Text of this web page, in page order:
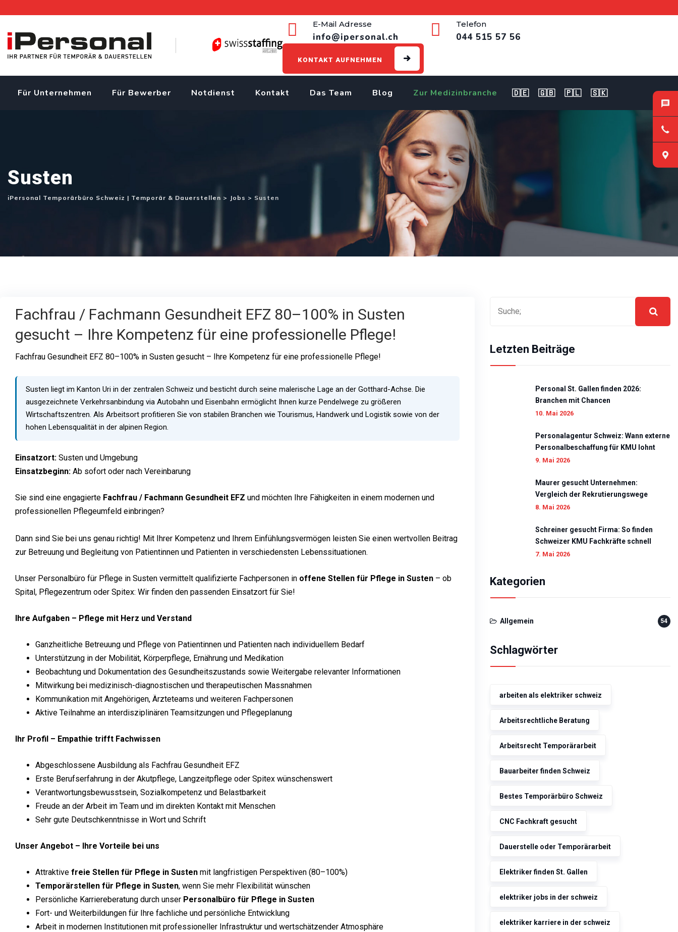
content
E-Mail Adresse
info@ipersonal.ch
Telefon
044 515 57 56
KONTAKT AUFNEHMEN
Für Unternehmen Für Bewerber Notdienst Kontakt Das Team Blog Zur Medizinbranche 🇩🇪 🇬🇧 🇵🇱 🇸🇰
Susten
iPersonal Temporärbüro Schweiz | Temporär & Dauerstellen > Jobs > Susten
Fachfrau / Fachmann Gesundheit EFZ 80–100% in Susten
gesucht – Ihre Kompetenz für eine professionelle Pflege!
Fachfrau Gesundheit EFZ 80–100% in Susten gesucht – Ihre Kompetenz für eine professionelle Pflege!
Susten liegt im Kanton Uri in der zentralen Schweiz und besticht durch seine malerische Lage an der Gotthard-Achse. Die
ausgezeichnete Verkehrsanbindung via Autobahn und Eisenbahn ermöglicht Ihnen kurze Pendelwege zu größeren
Wirtschaftszentren. Als Arbeitsort profitieren Sie von stabilen Branchen wie Tourismus, Handwerk und Logistik sowie von der
hohen Lebensqualität in der alpinen Region.
Einsatzort: Susten und Umgebung
Einsatzbeginn: Ab sofort oder nach Vereinbarung
Sie sind eine engagierte Fachfrau / Fachmann Gesundheit EFZ und möchten Ihre Fähigkeiten in einem modernen und
professionellen Pflegeumfeld einbringen?
Dann sind Sie bei uns genau richtig! Mit Ihrer Kompetenz und Ihrem Einfühlungsvermögen leisten Sie einen wertvollen Beitrag
zur Betreuung und Begleitung von Patientinnen und Patienten in verschiedensten Lebenssituationen.
Unser Personalbüro für Pflege in Susten vermittelt qualifizierte Fachpersonen in offene Stellen für Pflege in Susten – ob
Spital, Pflegezentrum oder Spitex: Wir finden den passenden Einsatzort für Sie!
Ihre Aufgaben – Pflege mit Herz und Verstand
Ganzheitliche Betreuung und Pflege von Patientinnen und Patienten nach individuellem Bedarf
Unterstützung in der Mobilität, Körperpflege, Ernährung und Medikation
Beobachtung und Dokumentation des Gesundheitszustands sowie Weitergabe relevanter Informationen
Mitwirkung bei medizinisch-diagnostischen und therapeutischen Massnahmen
Kommunikation mit Angehörigen, Ärzteteams und weiteren Fachpersonen
Aktive Teilnahme an interdisziplinären Teamsitzungen und Pflegeplanung
Ihr Profil – Empathie trifft Fachwissen
Abgeschlossene Ausbildung als Fachfrau Gesundheit EFZ
Erste Berufserfahrung in der Akutpflege, Langzeitpflege oder Spitex wünschenswert
Verantwortungsbewusstsein, Sozialkompetenz und Belastbarkeit
Freude an der Arbeit im Team und im direkten Kontakt mit Menschen
Sehr gute Deutschkenntnisse in Wort und Schrift
Unser Angebot – Ihre Vorteile bei uns
Attraktive freie Stellen für Pflege in Susten mit langfristigen Perspektiven (80–100%)
Temporärstellen für Pflege in Susten, wenn Sie mehr Flexibilität wünschen
Persönliche Karriereberatung durch unser Personalbüro für Pflege in Susten
Fort- und Weiterbildungen für Ihre fachliche und persönliche Entwicklung
Arbeit in modernen Institutionen mit professioneller Infrastruktur und wertschätzender Atmosphäre
Letzten Beiträge
Personal St. Gallen finden 2026:
Branchen mit Chancen
10. Mai 2026
Personalagentur Schweiz: Wann externe
Personalbeschaffung für KMU lohnt
9. Mai 2026
Maurer gesucht Unternehmen:
Vergleich der Rekrutierungswege
8. Mai 2026
Schreiner gesucht Firma: So finden
Schweizer KMU Fachkräfte schnell
7. Mai 2026
Kategorien
Allgemein 54
Schlagwörter
arbeiten als elektriker schweiz
Arbeitsrechtliche Beratung
Arbeitsrecht Temporärarbeit
Bauarbeiter finden Schweiz
Bestes Temporärbüro Schweiz
CNC Fachkraft gesucht
Dauerstelle oder Temporärarbeit
Elektriker finden St. Gallen
elektriker jobs in der schweiz
elektriker karriere in der schweiz